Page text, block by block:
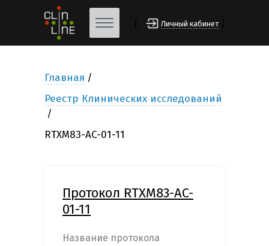
Личный кабинет
Главная
Реестр Клинических исследований
RTXM83-AC-01-11
Протокол RTXM83-AC-
01-11
Название протокола